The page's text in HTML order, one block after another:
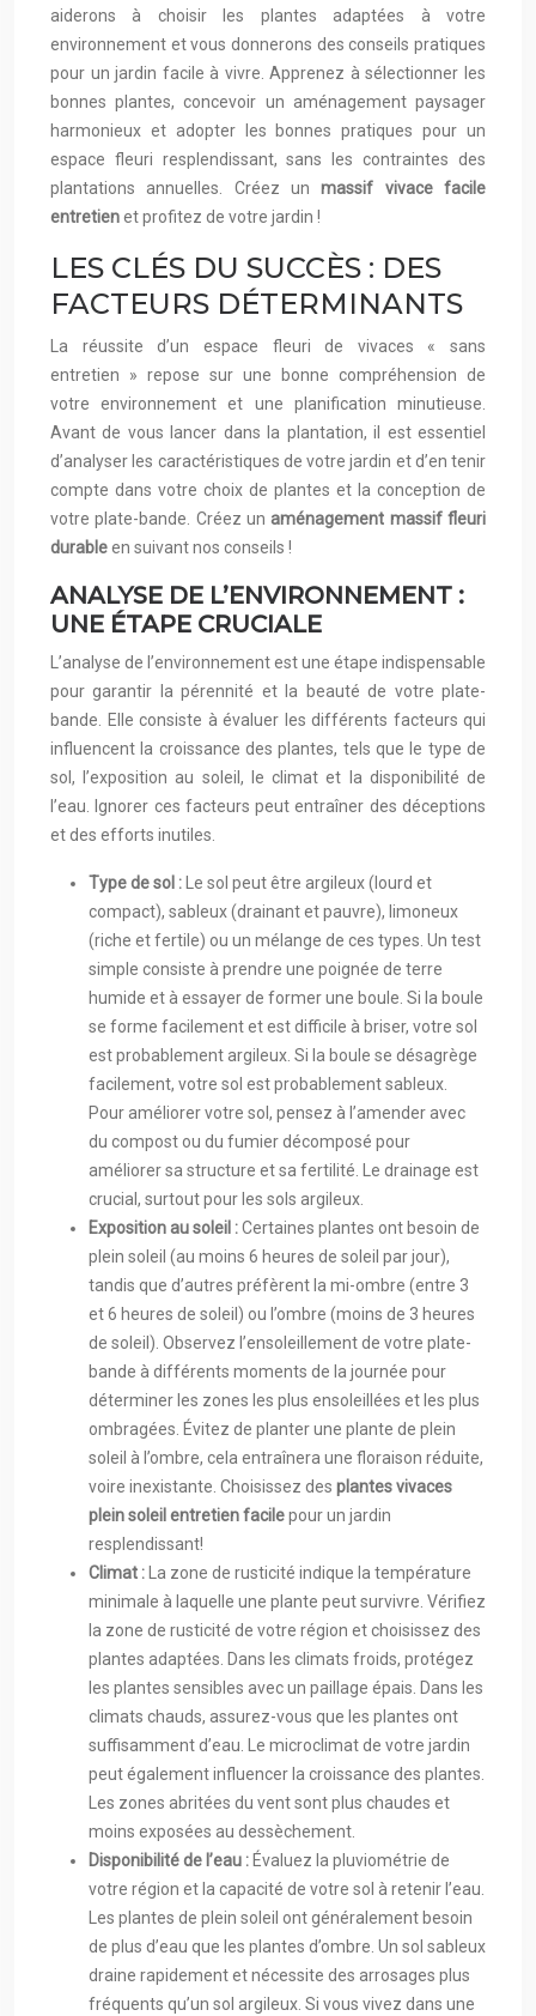
aiderons à choisir les plantes adaptées à votre
environnement et vous donnerons des conseils pratiques
pour un jardin facile à vivre. Apprenez à sélectionner les
bonnes plantes, concevoir un aménagement paysager
harmonieux et adopter les bonnes pratiques pour un
espace fleuri resplendissant, sans les contraintes des
plantations annuelles. Créez unmassif vivace facile
entretienet profitez de votre jardin !
LES CLÉS DU SUCCÈS : DES
FACTEURS DÉTERMINANTS
La réussite d’un espace fleuri de vivaces « sans
entretien » repose sur une bonne compréhension de
votre environnement et une planification minutieuse.
Avant de vous lancer dans la plantation, il est essentiel
d’analyser les caractéristiques de votre jardin et d’en tenir
compte dans votre choix de plantes et la conception de
votre plate-bande. Créez unaménagement massif fleuri
durableen suivant nos conseils !
ANALYSE DE L’ENVIRONNEMENT :
UNE ÉTAPE CRUCIALE
L’analyse de l’environnement est une étape indispensable
pour garantir la pérennité et la beauté de votre plate-
bande. Elle consiste à évaluer les différents facteurs qui
influencent la croissance des plantes, tels que le type de
sol, l’exposition au soleil, le climat et la disponibilité de
l’eau. Ignorer ces facteurs peut entraîner des déceptions
et des efforts inutiles.
Type de sol :
Le sol peut être argileux (lourd et
compact), sableux (drainant et pauvre), limoneux
(riche et fertile) ou un mélange de ces types. Un test
simple consiste à prendre une poignée de terre
humide et à essayer de former une boule. Si la boule
se forme facilement et est difficile à briser, votre sol
est probablement argileux. Si la boule se désagrège
facilement, votre sol est probablement sableux.
Pour améliorer votre sol, pensez à l’amender avec
du compost ou du fumier décomposé pour
améliorer sa structure et sa fertilité. Le drainage est
crucial, surtout pour les sols argileux.
Exposition au soleil :Certaines plantes ont besoin de
plein soleil (au moins 6 heures de soleil par jour),
tandis que d’autres préfèrent la mi-ombre (entre 3
et 6 heures de soleil) ou l’ombre (moins de 3 heures
de soleil). Observez l’ensoleillement de votre plate-
bande à différents moments de la journée pour
déterminer les zones les plus ensoleillées et les plus
ombragées. Évitez de planter une plante de plein
soleil à l’ombre, cela entraînera une floraison réduite,
voire inexistante. Choisissez des plantes vivaces
plein soleil entretien facilepour un jardin
resplendissant!
Climat :
La zone de rusticité indique la température
minimale à laquelle une plante peut survivre. Vérifiez
la zone de rusticité de votre région et choisissez des
plantes adaptées. Dans les climats froids, protégez
les plantes sensibles avec un paillage épais. Dans les
climats chauds, assurez-vous que les plantes ont
suffisamment d’eau. Le microclimat de votre jardin
peut également influencer la croissance des plantes.
Les zones abritées du vent sont plus chaudes et
moins exposées au dessèchement.
Disponibilité de l’eau : Évaluez la pluviométrie de
votre région et la capacité de votre sol à retenir l’eau.
Les plantes de plein soleil ont généralement besoin
de plus d’eau que les plantes d’ombre. Un sol sableux
draine rapidement et nécessite des arrosages plus
fréquents qu’un sol argileux. Si vous vivez dans une